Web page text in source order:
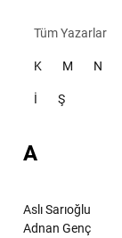
Tüm Yazarlar
K M N
İ Ş
A
Aslı Sarıoğlu
Adnan Genç